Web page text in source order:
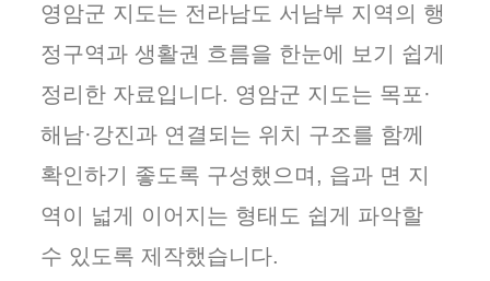
영암군 지도는 전라남도 서남부 지역의 행
정구역과 생활권 흐름을 한눈에 보기 쉽게
정리한 자료입니다. 영암군 지도는 목포·
해남·강진과 연결되는 위치 구조를 함께
확인하기 좋도록 구성했으며, 읍과 면 지
역이 넓게 이어지는 형태도 쉽게 파악할
수 있도록 제작했습니다.